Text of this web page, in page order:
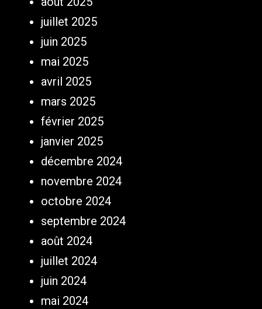
juillet 2025
juin 2025
mai 2025
avril 2025
mars 2025
février 2025
janvier 2025
décembre 2024
novembre 2024
octobre 2024
septembre 2024
août 2024
juillet 2024
juin 2024
mai 2024